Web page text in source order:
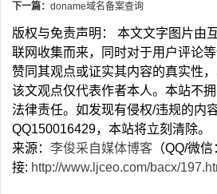
下一篇： doname域名备案查询
版权与免责声明： 本文文字图片由
联网收集而来，同时对于用户评论
赞同其观点或证实其内容的真实性
该文观点仅代表作者本人。本站不
法律责任。如发现有侵权/违规的内
QQ150016429，本站将立刻清除。
来源： 李俊采自媒体博客 （QQ/微
接: http://www.ljceo.com/bacx/